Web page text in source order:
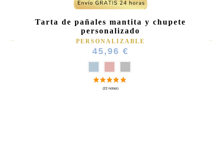
Tarta de pañales mantita y chupete
personalizado
PERSONALIZABLE
45,96 €